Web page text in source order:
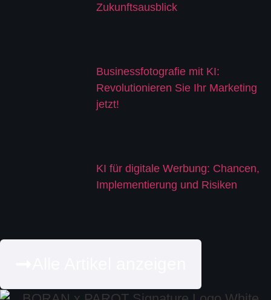
Zukunftsausblick
Businessfotografie mit KI:
Revolutionieren Sie Ihr Marketing
jetzt!
KI für digitale Werbung: Chancen,
Implementierung und Risiken